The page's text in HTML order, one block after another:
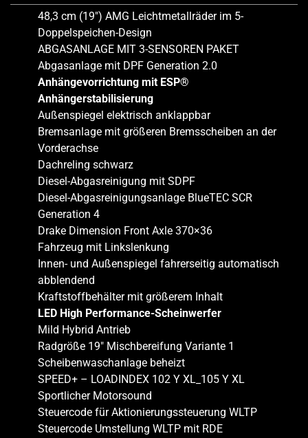
48,3 cm (19″) AMG Leichtmetallräder im 5-
Doppelspeichen-Design
ABGASANLAGE MIT 3-SENSOREN PAKET
Abgasanlage mit DPF Generation 2.0
Anhängevorrichtung mit ESP®
Anhängerstabilisierung
Außenspiegel elektrisch anklappbar
Bremsanlage mit größeren Bremsscheiben an der
Vorderachse
Dachreling schwarz
Diesel-Abgasreinigung mit SDPF
Diesel-Abgasreinigungsanlage BlueTEC SCR
Generation 4
Drake Dimension Front Axle 370×36
Fahrzeug mit Linkslenkung
Innen- und Außenspiegel fahrerseitig automatisch
abblendend
Kraftstoffbehälter mit größerem Inhalt
LED High Performance-Scheinwerfer
Mild Hybrid Antrieb
Radgröße 19″ Mischbereifung Variante 1
Scheibenwaschanlage beheizt
SPEED+ – LOADINDEX 102 Y XL_105 Y XL
Sportlicher Motorsound
Steuercode für Aktionierungssteuerung WLTP
Steuercode Umstellung WLTP mit RDE